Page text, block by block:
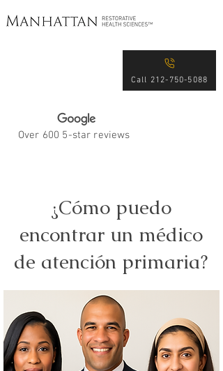
Call 212-750-5088
Over 600 5-star reviews
¿Cómo puedo
encontrar un médico
de atención primaria?